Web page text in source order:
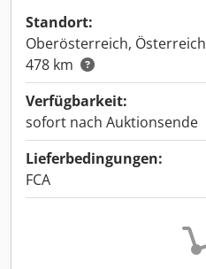
Standort:
Oberösterreich, Österreich
478 km
Verfügbarkeit:
sofort nach Auktionsende
Lieferbedingungen:
FCA